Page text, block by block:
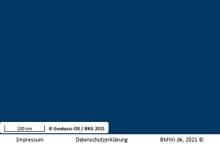
Impressum Datenschutzerklärung BMWi.de, 2021 ©
100 km © Geobasis-DE / BKG 2015